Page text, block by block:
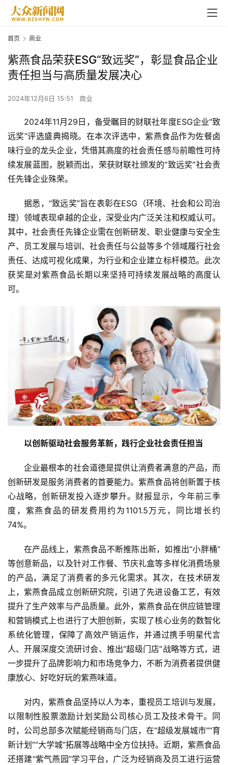
首
页
讯
商
业
首页 商业
紫燕食品荣获ESG“致远奖”，彰显食品企业
责任担当与高质量发展决心
2024年12月6日 15:51 商业
2024年11月29日，备受瞩目的财联社年度ESG企业“致
远奖”评选盛典揭晓。在本次评选中，紫燕食品作为佐餐卤
味行业的龙头企业，凭借其高度的社会责任感与前瞻性可持
续发展蓝图，脱颖而出，荣获财联社颁发的“致远奖”社会责
任先锋企业殊荣。
据悉，“致远奖”旨在表彰在ESG（环境、社会和公司治
理）领域表现卓越的企业，深受业内广泛关注和权威认可。
其中，社会责任先锋企业需在创新研发、职业健康与安全生
产、员工发展与培训、社会责任与公益等多个领域履行社会
责任、达成可视化成果，为行业和企业建立标杆模范。此次
获奖是对紫燕食品长期以来坚持可持续发展战略的高度认
可。
以创新驱动社会服务革新， 践行企业社会责任担当
企业最根本的社会道德是提供让消费者满意的产品，而
创新研发是服务消费者的首要能力。紫燕食品将创新置于核
心战略，创新研发投入逐步攀升。财报显示，今年前三季
度，紫燕食品的研发费用约为1101.5万元，同比增长约
74%。
在产品线上，紫燕食品不断推陈出新，如推出“小胖桶”
等创意新品，以及针对工作餐、节庆礼盒等多样化消费场景
的产品，满足了消费者的多元化需求。其次，在技术研发
上，紫燕食品成立创新研究院，引进了先进设备工艺，有效
提升了生产效率与产品质量。此外，紫燕食品在供应链管理
和营销模式上也进行了大胆创新，实现了核心业务的数智化
系统化管理，保障了高效产销运作，并通过携手明星代言
人、开展深度交流研讨会、推出“超级门店”战略等方式，进
一步提升了品牌影响力和市场竞争力，不断为消费者提供健
康放心、好吃好玩的紫燕味道。
对内，紫燕食品坚持以人为本，重视员工培训与发展，
以限制性股票激励计划奖励公司核心员工及技术骨干。同
时，公司总部多次赋能经销商与门店，在“超级发展城市”“育
新计划”“大学城”拓展等战略中全方位扶持。近期，紫燕食品
还搭建“紫气燕园”学习平台，广泛为经销商及员工进行运营